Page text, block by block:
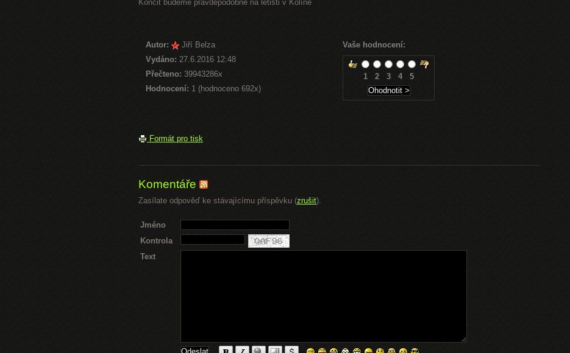
Končit budeme pravděpodobně na letišti v Kolíně
Autor:
Jiří Belza
Vydáno: 27.6.2016 12:48
Přečteno: 39943286x
Hodnocení: 1 (hodnoceno 692x)
Vaše hodnocení:
1 2 3 4 5
Formát pro tisk
Komentáře
Zasílate odpověď ke stávajícímu příspěvku (zrušit).
Jméno
Kontrola
Text